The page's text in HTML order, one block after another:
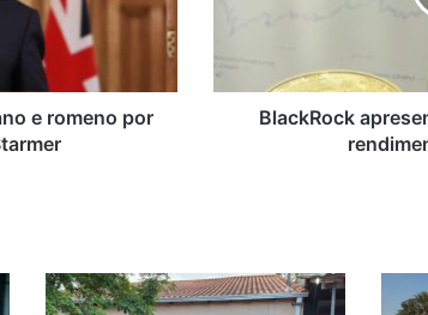
e romeno por
BlackRock